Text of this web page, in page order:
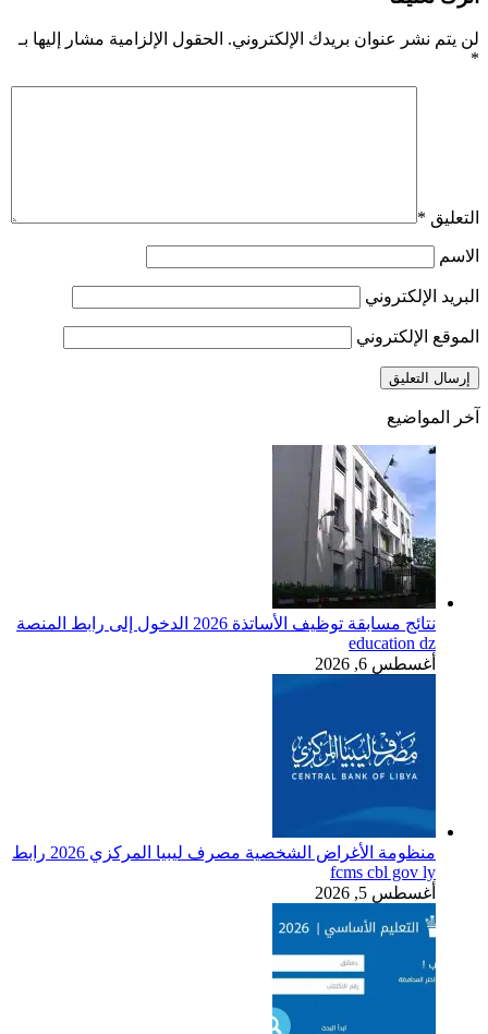
لن يتم نشر عنوان بريدك الإلكتروني. الحقول الإلزامية مشار إليها بـ
*
التعليق *
الاسم
البريد الإلكتروني
الموقع الإلكتروني
آخر المواضيع
نتائج مسابقة توظيف الأساتذة 2026 الدخول إلى رابط المنصة
education dz
أغسطس 6, 2026
منظومة الأغراض الشخصية مصرف ليبيا المركزي 2026 رابط
fcms cbl gov ly
أغسطس 5, 2026